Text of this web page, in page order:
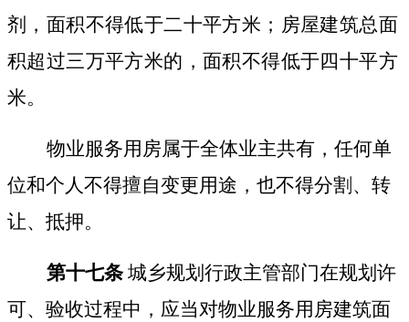
剂，面积不得低于二十平方米；房屋建筑总面
积超过三万平方米的，面积不得低于四十平方
米。
物业服务用房属于全体业主共有，任何单
位和个人不得擅自变更用途，也不得分割、转
让、抵押。
第十七条 城乡规划行政主管部门在规划许
可、验收过程中，应当对物业服务用房建筑面